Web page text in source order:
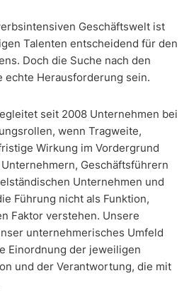
Geschäftswelt ist
Talenten entscheidend für den
Doch die Suche nach den
echte Herausforderung sein.
seit 2008 Unternehmen bei
wenn Tragweite,
Wirkung im Vordergrund
Geschäftsführern
Unternehmen und
Führung nicht als Funktion,
Faktor verstehen. Unsere
unternehmerisches Umfeld
Einordnung der jeweiligen
und der Verantwortung, die mit